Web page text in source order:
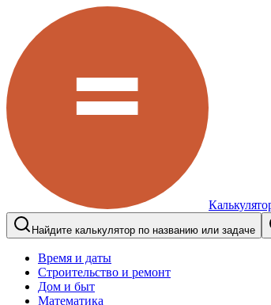
Найдите калькулятор по названию или задаче
Время и даты
Строительство и ремонт
Дом и быт
Математика